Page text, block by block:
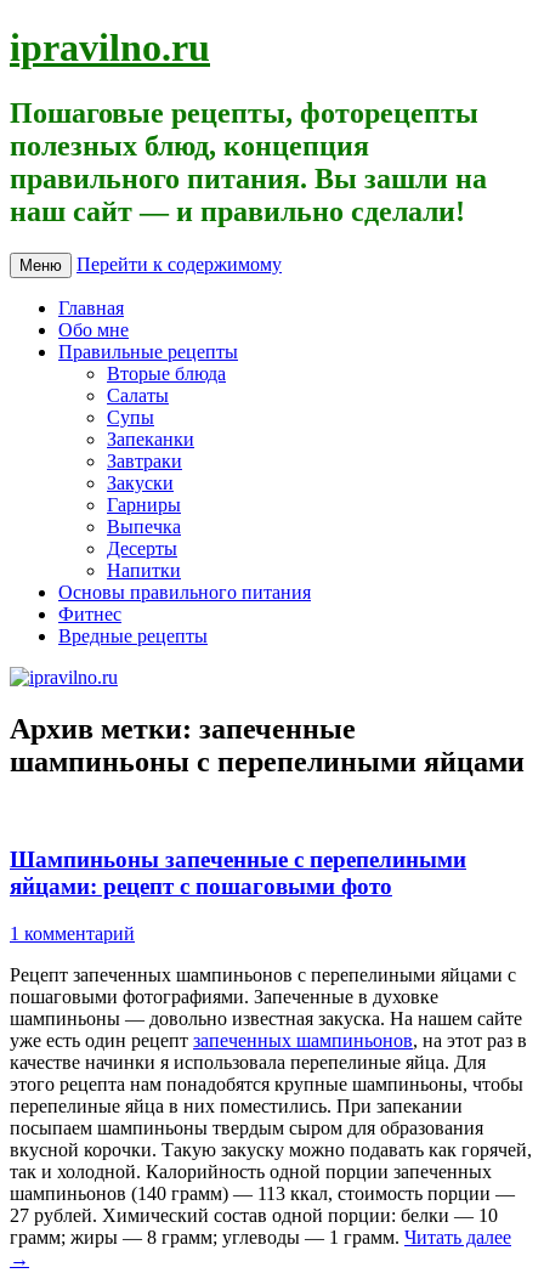
ipravilno.ru
Пошаговые рецепты, фоторецепты
полезных блюд, концепция
правильного питания. Вы зашли на
наш сайт — и правильно сделали!
Меню Перейти к содержимому
Главная
Обо мне
Правильные рецепты
Вторые блюда
Салаты
Супы
Запеканки
Завтраки
Закуски
Гарниры
Выпечка
Десерты
Напитки
Основы правильного питания
Фитнес
Вредные рецепты
Архив метки: запеченные
шампиньоны с перепелиными яйцами
Шампиньоны запеченные с перепелиными
яйцами: рецепт с пошаговыми фото
1 комментарий
Рецепт запеченных шампиньонов с перепелиными яйцами с
пошаговыми фотографиями. Запеченные в духовке
шампиньоны — довольно известная закуска. На нашем сайте
уже есть один рецепт запеченных шампиньонов, на этот раз в
качестве начинки я использовала перепелиные яйца. Для
этого рецепта нам понадобятся крупные шампиньоны, чтобы
перепелиные яйца в них поместились. При запекании
посыпаем шампиньоны твердым сыром для образования
вкусной корочки. Такую закуску можно подавать как горячей,
так и холодной. Калорийность одной порции запеченных
шампиньонов (140 грамм) — 113 ккал, стоимость порции —
27 рублей. Химический состав одной порции: белки — 10
грамм; жиры — 8 грамм; углеводы — 1 грамм. Читать далее
→